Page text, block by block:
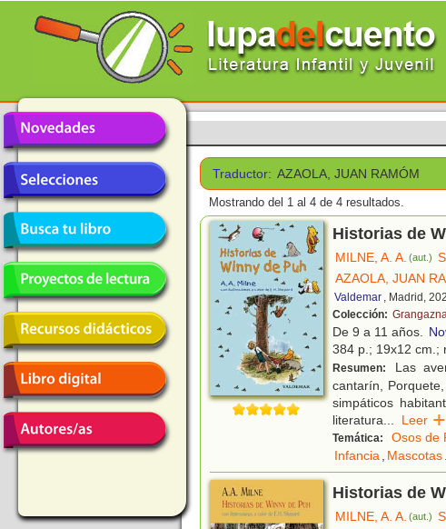
Traductor: AZAOLA, JUAN RAMÓM
Mostrando del 1 al 4 de 4 resultados.
Historias de
MILNE, A. A. (aut.)
AZAOLA, JUAN
Valdemar , Madrid,
Colección:
De 9 a 11 años.
384 p.; 19x12 cm.;
Resumen:
Las
cantarín,
simpáticos
literatura... Leer
Temática: Osos de
Infancia, Mascotas.
Historias de
MILNE, A. A. (aut.)